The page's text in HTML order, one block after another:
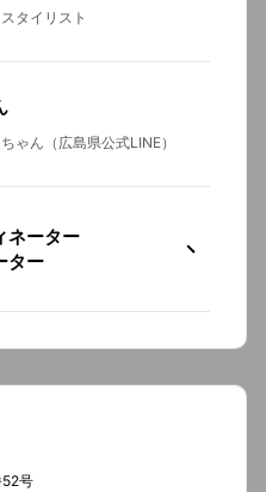
タイリスト
ゃん（広島県公式LINE）
ネーター
ター
号